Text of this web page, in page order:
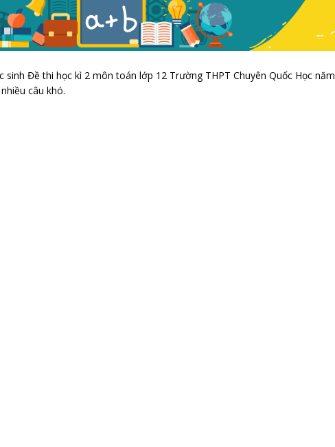
sinh Đề thi học kì 2 môn toán lớp 12 Trường THPT Chuyên Quốc Học năm
câu khó.